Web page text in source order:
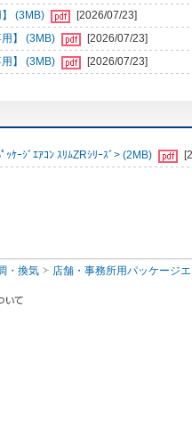
(3MB)
[2026/07/23]
】 (3MB)
[2026/07/23]
】 (3MB)
[2026/07/23]
ｹｰｼﾞｴｱｺﾝ ｽﾘﾑZRｼﾘｰｽﾞ> (2MB)
・換気
店舗・事務所用パッケージ